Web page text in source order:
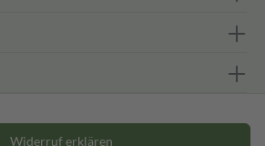
Widerruf erklären